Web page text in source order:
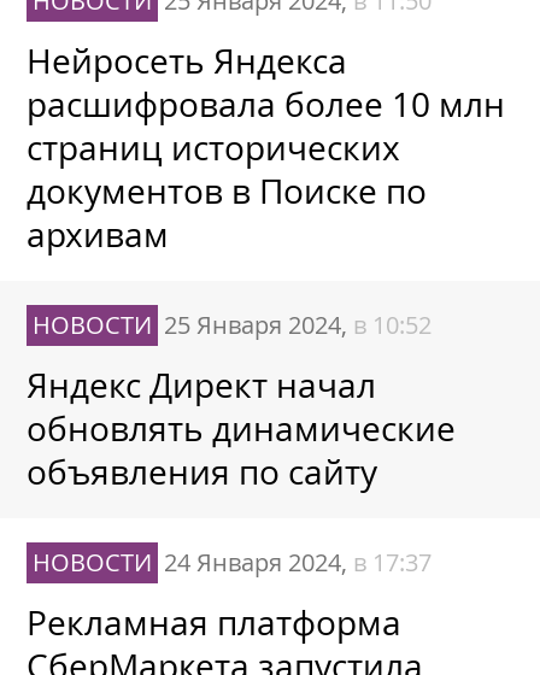
Нейросеть Яндекса
расшифровала более 10 млн
страниц исторических
документов в Поиске по
архивам
НОВОСТИ 25 Января 2024, в 10:52
Яндекс Директ начал
обновлять динамические
объявления по сайту
НОВОСТИ 24 Января 2024, в 17:37
Рекламная платформа
СберМаркета запустила